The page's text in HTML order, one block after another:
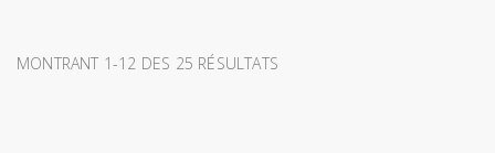
MONTRANT 1-12 DES 25 RÉSULTATS